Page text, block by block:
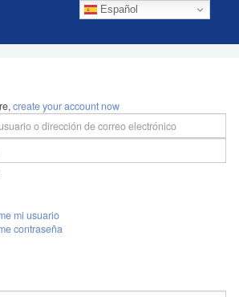
Español
create your account now
mi usuario
contraseña